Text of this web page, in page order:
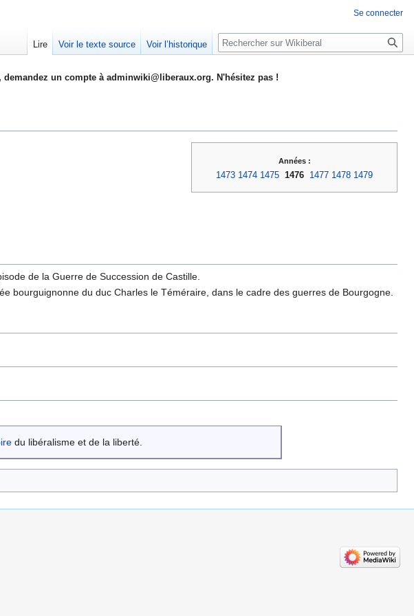
demandez un compte à adminwiki@liberaux.org. N'hésitez pas !
Années :
1473 1474 1475 1476 1477 1478 1479
de la Guerre de Succession de Castille.
bourguignonne du duc Charles le Téméraire, dans le cadre des guerres de Bourgogne.
du libéralisme et de la liberté.
Se connecter
Lire Voir le texte source Voir l’historique Rechercher